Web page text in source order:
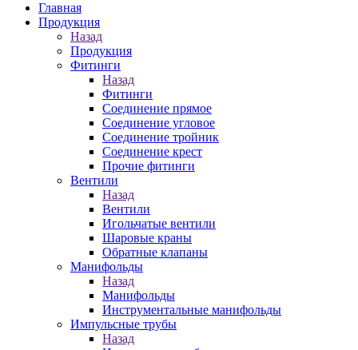
Главная
Продукция
Назад
Продукция
Фитинги
Назад
Фитинги
Соединение прямое
Соединение угловое
Соединение тройник
Соединение крест
Прочие фитинги
Вентили
Назад
Вентили
Игольчатые вентили
Шаровые краны
Обратные клапаны
Манифольды
Назад
Манифольды
Инструментальные манифольды
Импульсные трубы
Назад